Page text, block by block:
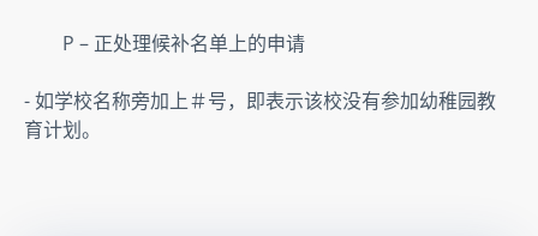
        P – 正处理候补名单上的申请
- 如学校名称旁加上＃号，即表示该校没有参加幼稚园教
育计划。